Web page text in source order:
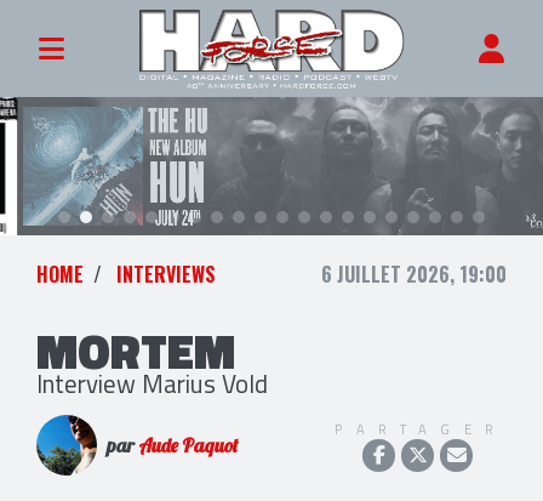
HOME INTERVIEWS 6 JUILLET 2026, 19:00
MORTEM
Interview Marius Vold
parAude Paquot
PARTAGER